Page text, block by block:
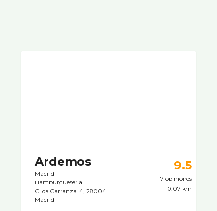
Ardemos
Madrid
Hamburgueserí­a
C. de Carranza, 4, 28004
Madrid
9.5
7 opiniones
0.07 km